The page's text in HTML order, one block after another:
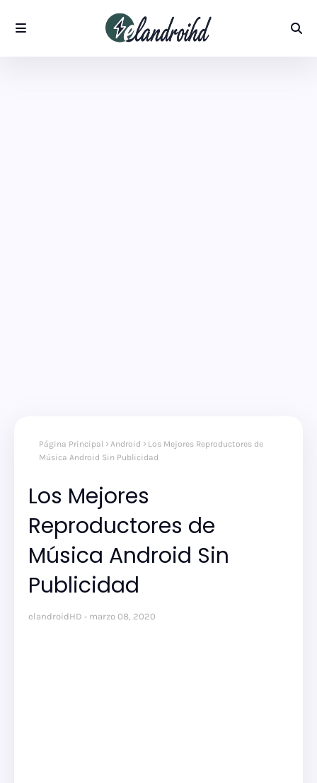
Página Principal Android
Los Mejores Reproductores de
Música Android Sin Publicidad
Los Mejores
Reproductores de
Música Android Sin
Publicidad
elandroidHD marzo 08, 2020